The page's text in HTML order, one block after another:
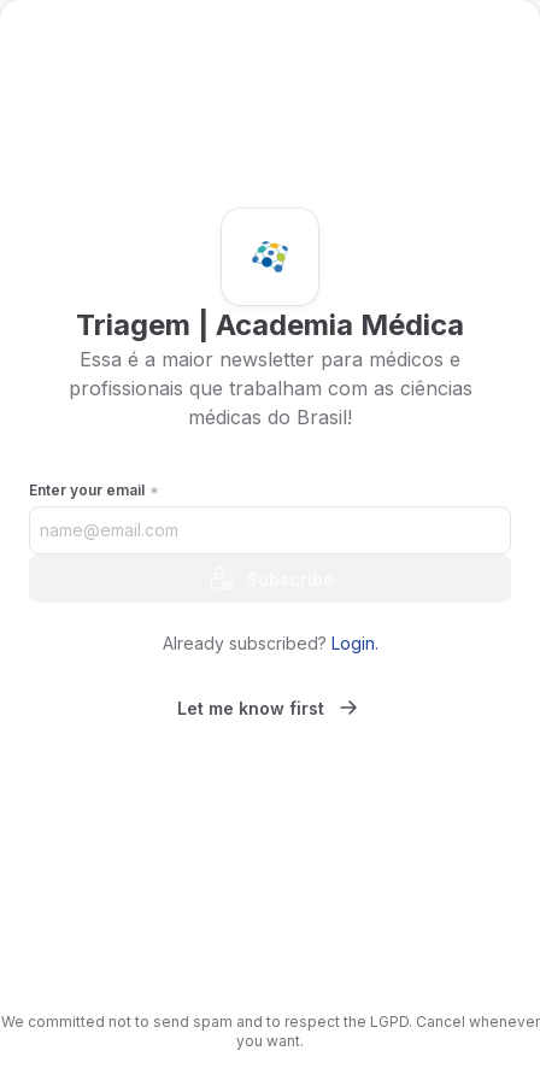
Triagem | Academia Médica
Essa é a maior newsletter para médicos e
profissionais que trabalham com as ciências
médicas do Brasil!
Enter your email
Already subscribed? Login.
Let me know first
We committed not to send spam and to respect the LGPD. Cancel whenever
you want.